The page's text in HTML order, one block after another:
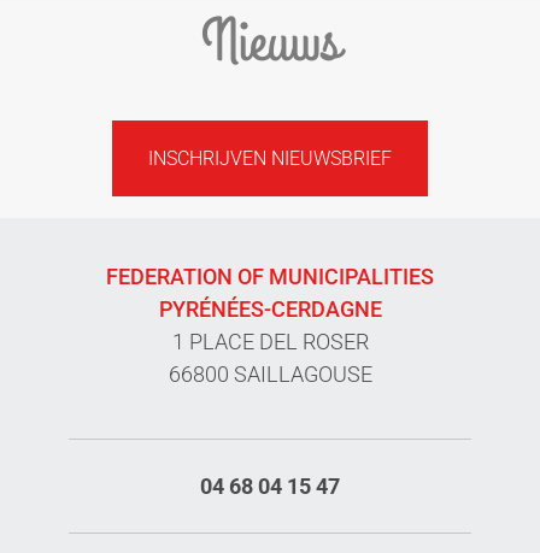
Nieuws
INSCHRIJVEN NIEUWSBRIEF
FEDERATION OF MUNICIPALITIES
PYRÉNÉES-CERDAGNE
1 PLACE DEL ROSER
66800 SAILLAGOUSE
04 68 04 15 47